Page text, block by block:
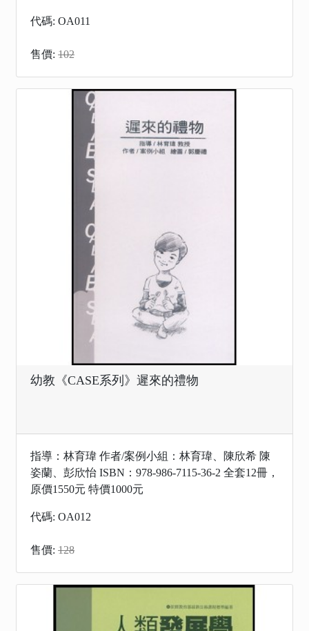
代碼: OA011
售價: 102
幼教《CASE系列》遲來的禮物
指導：林育瑋 作者/案例小組：林育瑋、陳欣希 陳
姿蘭、彭欣怡 ISBN：978-986-7115-36-2 全套12冊，
原價1550元 特價1000元
代碼: OA012
售價: 128